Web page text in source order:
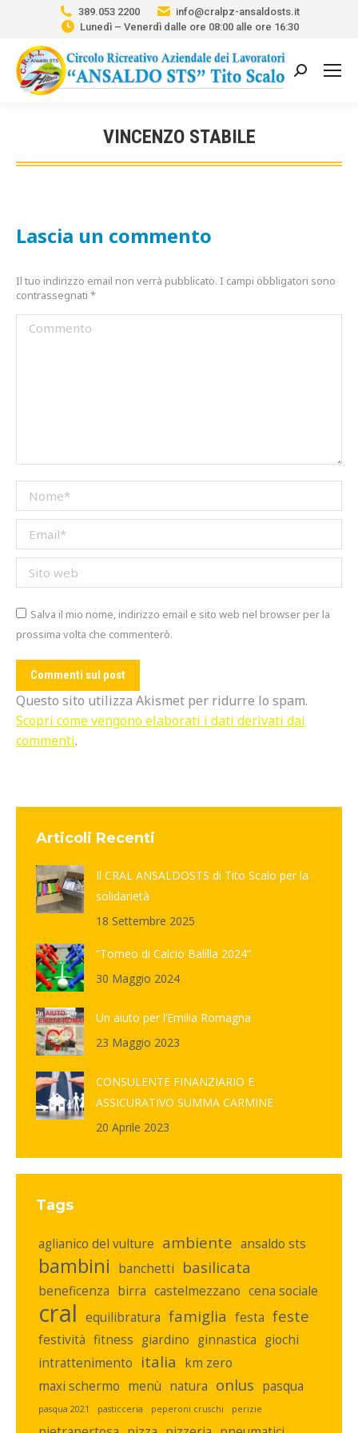
389.053 2200
info@cralpz-ansaldosts.it
Lunedì – Venerdì dalle ore 08:00 alle ore 16:30
Cerca:
VINCENZO STABILE
Tu sei qui:
Lascia un commento
Il tuo indirizzo email non verrà pubblicato. I campi obbligatori sono
contrassegnati *
Commento
Nome *
Email *
Sito web
Salva il mio nome, indirizzo email e sito web nel browser per la
prossima volta che commenterò.
Commenti sul post
Questo sito utilizza Akismet per ridurre lo spam.
Scopri come vengono elaborati i dati derivati dai
commenti.
Articoli Recenti
Il CRAL ANSALDOSTS di Tito Scalo per la
solidarietà
18 Settembre 2025
“Torneo di Calcio Balilla 2024”
30 Maggio 2024
Un aiuto per l’Emilia Romagna
23 Maggio 2023
CONSULENTE FINANZIARIO E
ASSICURATIVO SUMMA CARMINE
20 Aprile 2023
Tags
aglianico del vulture ambiente ansaldo sts
bambini banchetti basilicata
beneficenza birra castelmezzano cena sociale
cral equilibratura famiglia festa feste
festività fitness giardino ginnastica giochi
intrattenimento italia km zero
maxi schermo menù natura onlus pasqua
pasqua 2021 pasticceria peperoni cruschi perizie